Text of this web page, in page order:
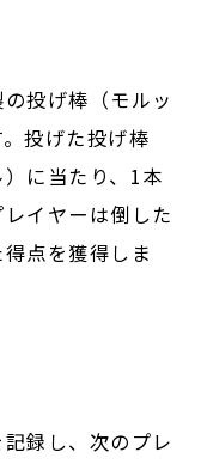
投げ棒（モルッ
投げた投げ棒
）に当たり、1本
イヤーは倒した
点を獲得しま
録し、次のプレ